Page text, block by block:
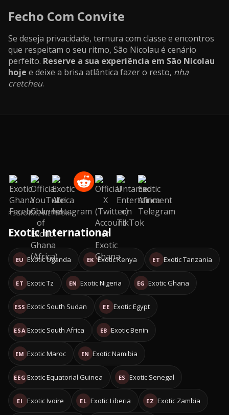
Fecho Com Convite
Se deseja privacidade, ternura com classe e encontros
que respeitam o seu ritmo, São Nicolau é cenário
perfeito. Reserve a sua experiência em São Nicolau
hoje e deixe a brisa atlântica fazer o resto, nha
cretcheu.
REGIONAL NETWORK
Exotic International
EU Exotic Uganda EK Exotic Kenya ET Exotic Tanzania
ET Exotic Tz EN Exotic Nigeria EG Exotic Ghana
ESS Exotic South Sudan EE Exotic Egypt
ESA Exotic South Africa EB Exotic Benin
EM Exotic Maroc EN Exotic Namibia
EEG Exotic Equatorial Guinea ES Exotic Senegal
EI Exotic Ivoire EL Exotic Liberia EZ Exotic Zambia